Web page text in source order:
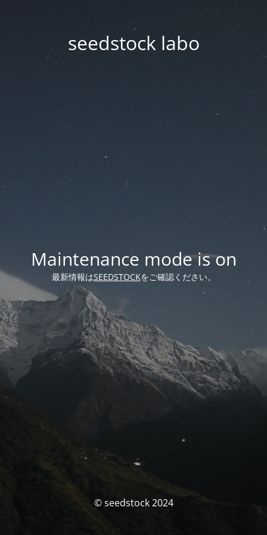
seedstock labo
Maintenance mode is on
最新情報はSEEDSTOCKをご確認ください。
© seedstock 2024